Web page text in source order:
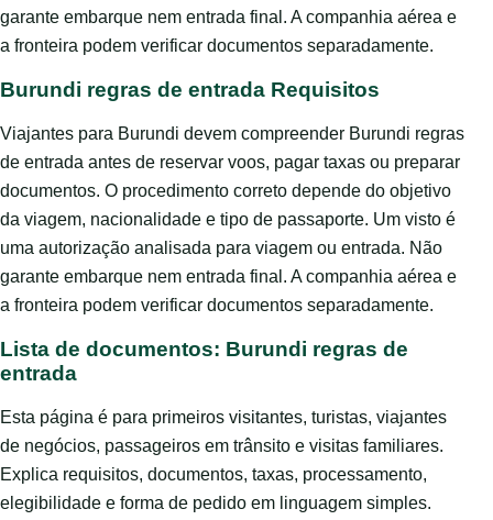
garante embarque nem entrada final. A companhia aérea e
a fronteira podem verificar documentos separadamente.
Burundi regras de entrada Requisitos
Viajantes para Burundi devem compreender Burundi regras
de entrada antes de reservar voos, pagar taxas ou preparar
documentos. O procedimento correto depende do objetivo
da viagem, nacionalidade e tipo de passaporte. Um visto é
uma autorização analisada para viagem ou entrada. Não
garante embarque nem entrada final. A companhia aérea e
a fronteira podem verificar documentos separadamente.
Lista de documentos: Burundi regras de
entrada
Esta página é para primeiros visitantes, turistas, viajantes
de negócios, passageiros em trânsito e visitas familiares.
Explica requisitos, documentos, taxas, processamento,
elegibilidade e forma de pedido em linguagem simples.